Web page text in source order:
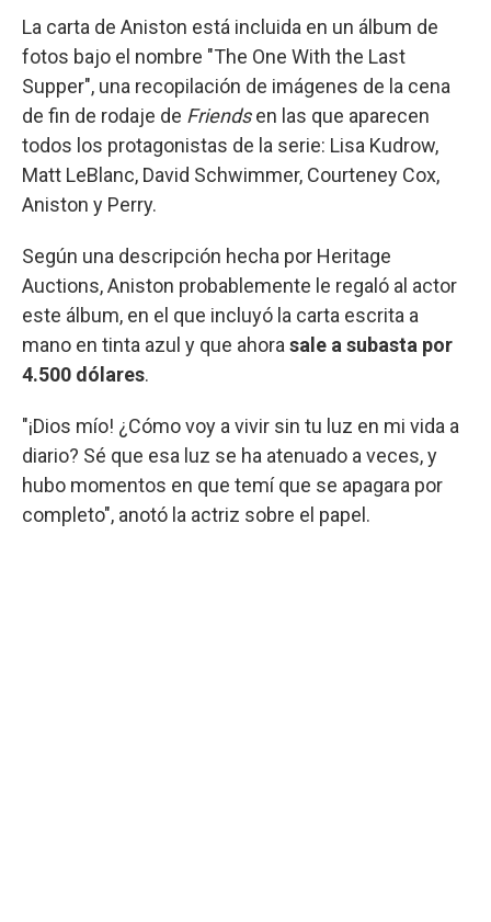
La carta de Aniston está incluida en un álbum de
fotos bajo el nombre "The One With the Last
Supper", una recopilación de imágenes de la cena
de fin de rodaje de Friendsen las que aparecen
todos los protagonistas de la serie: Lisa Kudrow,
Matt LeBlanc, David Schwimmer, Courteney Cox,
Aniston y Perry.
Según una descripción hecha por Heritage
Auctions, Aniston probablemente le regaló al actor
este álbum, en el que incluyó la carta escrita a
mano en tinta azul y que ahora sale a subasta por
4.500 dólares.
"¡Dios mío! ¿Cómo voy a vivir sin tu luz en mi vida a
diario? Sé que esa luz se ha atenuado a veces, y
hubo momentos en que temí que se apagara por
completo", anotó la actriz sobre el papel.